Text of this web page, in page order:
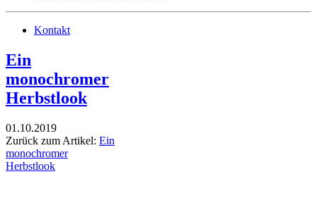
Kontakt
Ein
monochromer
Herbstlook
01.10.2019
Zurück zum Artikel: Ein
monochromer
Herbstlook